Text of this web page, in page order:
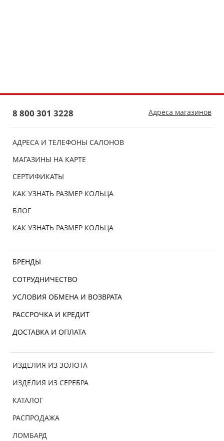
АДРЕСА И ТЕЛЕФОНЫ САЛОНОВ
МАГАЗИНЫ НА КАРТЕ
СЕРТИФИКАТЫ
КАК УЗНАТЬ РАЗМЕР КОЛЬЦА
БЛОГ
КАК УЗНАТЬ РАЗМЕР КОЛЬЦА
БРЕНДЫ
СОТРУДНИЧЕСТВО
УСЛОВИЯ ОБМЕНА И ВОЗВРАТА
РАССРОЧКА И КРЕДИТ
ДОСТАВКА И ОПЛАТА
ИЗДЕЛИЯ ИЗ ЗОЛОТА
ИЗДЕЛИЯ ИЗ СЕРЕБРА
КАТАЛОГ
РАСПРОДАЖА
ЛОМБАРД
8 800 301 3228 Адреса магазинов